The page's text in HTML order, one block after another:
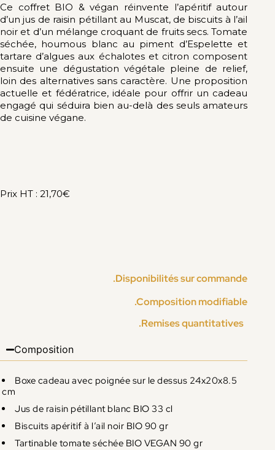
Ce coffret BIO & végan réinvente l’apéritif autour
d’un jus de raisin pétillant au Muscat, de biscuits à l’ail
noir et d’un mélange croquant de fruits secs. Tomate
séchée, houmous blanc au piment d’Espelette et
tartare d’algues aux échalotes et citron composent
ensuite une dégustation végétale pleine de relief,
loin des alternatives sans caractère. Une proposition
actuelle et fédératrice, idéale pour offrir un cadeau
engagé qui séduira bien au-delà des seuls amateurs
de cuisine végane.
Prix HT : 21,70€
.Disponibilités sur commande
.Composition modifiable
.Remises quantitatives
Composition
Boxe cadeau avec poignée sur le dessus 24x20x8.5
cm
Jus de raisin pétillant blanc BIO 33 cl
Biscuits apéritif à l’ail noir BIO 90 gr
Tartinable tomate séchée BIO VEGAN 90 gr